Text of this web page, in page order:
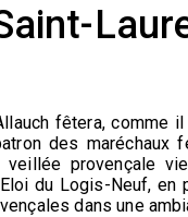
fêtera, comme
des maréchaux
provençale
du Logis-Neuf,
dans une